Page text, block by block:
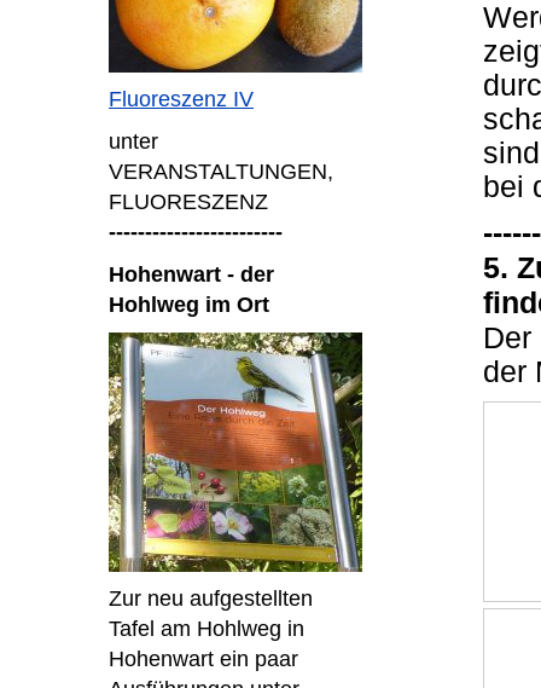
Fluoreszenz IV
unter
VERANSTALTUNGEN,
FLUORESZENZ
------------------------
Hohenwart - der
Hohlweg im Ort
Zur neu aufgestellten
Tafel am Hohlweg in
Hohenwart ein paar
bei
5.
Der
der